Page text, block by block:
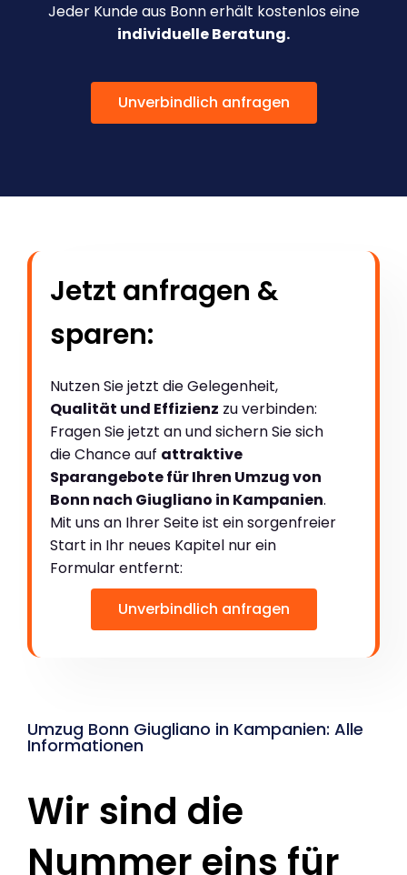
Jeder Kunde aus Bonn erhält kostenlos eine
individuelle Beratung.
Unverbindlich anfragen
Jetzt anfragen &
sparen:
Nutzen Sie jetzt die Gelegenheit,
Qualität und Effizienz zu verbinden:
Fragen Sie jetzt an und sichern Sie sich
die Chance auf attraktive
Sparangebote für Ihren Umzug von
Bonn nach Giugliano in Kampanien.
Mit uns an Ihrer Seite ist ein sorgenfreier
Start in Ihr neues Kapitel nur ein
Formular entfernt:
Unverbindlich anfragen
Umzug Bonn Giugliano in Kampanien: Alle
Informationen
Wir sind die
Nummer eins für